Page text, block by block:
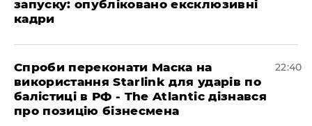
запуску: опубліковано ексклюзивні
кадри
​Спроби переконати Маска на
використання Starlink для ударів по
балістиці в РФ - The Atlantic дізнався
про позицію бізнесмена
22:40